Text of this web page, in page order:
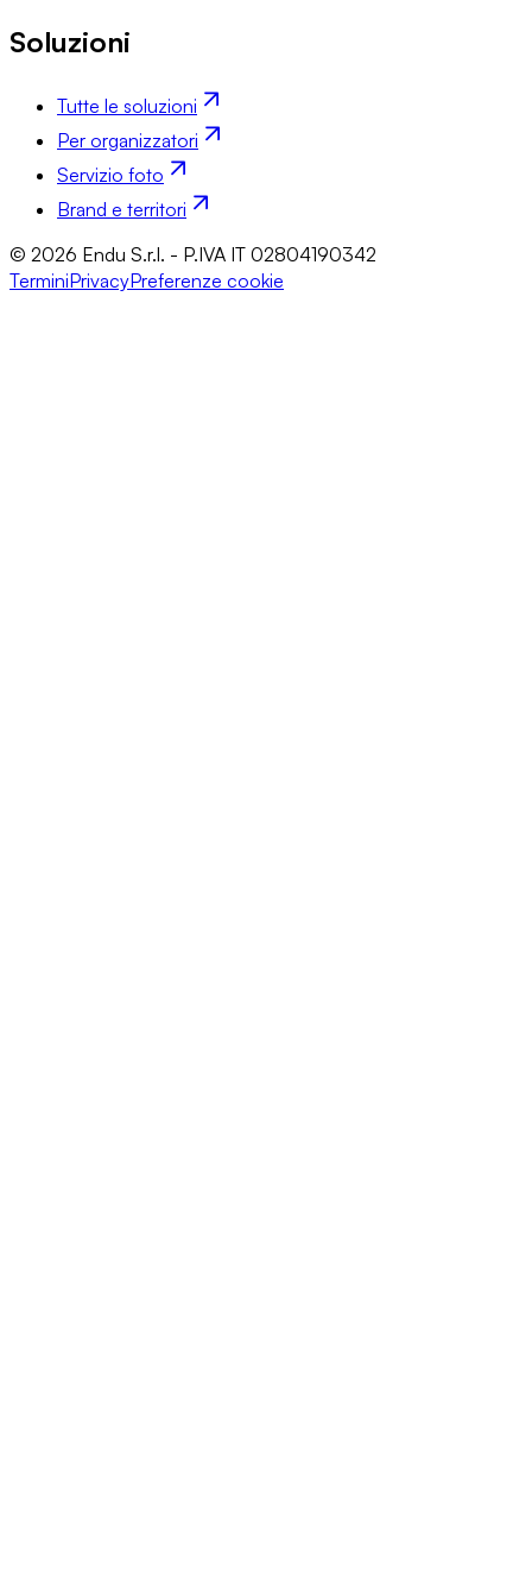
Soluzioni
Tutte le soluzioni
Per organizzatori
Servizio foto
Brand e territori
© 2026 Endu S.r.l. - P.IVA IT 02804190342
TerminiPrivacyPreferenze cookie